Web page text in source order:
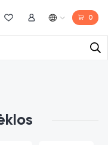
Norų sąrašas
Mano paskyra 0